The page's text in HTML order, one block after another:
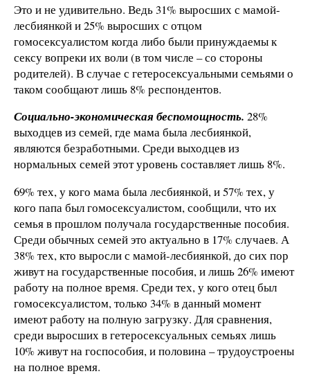
Это и не удивительно. Ведь 31% выросших с мамой-
лесбиянкой и 25% выросших с отцом
гомосексуалистом когда либо были принуждаемы к
сексу вопреки их воли (в том числе – со стороны
родителей). В случае с гетеросексуальными семьями о
таком сообщают лишь 8% респондентов.
Социально-экономическая беспомощность. 28%
выходцев из семей, где мама была лесбиянкой,
являются безработными. Среди выходцев из
нормальных семей этот уровень составляет лишь 8%.
69% тех, у кого мама была лесбиянкой, и 57% тех, у
кого папа был гомосексуалистом, сообщили, что их
семья в прошлом получала государственные пособия.
Среди обычных семей это актуально в 17% случаев. А
38% тех, кто выросли с мамой-лесбиянкой, до сих пор
живут на государственные пособия, и лишь 26% имеют
работу на полное время. Среди тех, у кого отец был
гомосексуалистом, только 34% в данный момент
имеют работу на полную загрузку. Для сравнения,
среди выросших в гетеросексуальных семьях лишь
10% живут на госпособия, и половина – трудоустроены
на полное время.